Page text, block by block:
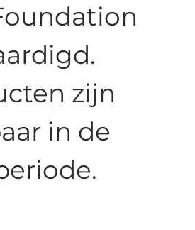
zijn
in de